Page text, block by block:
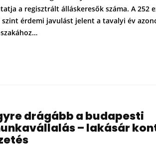
a regisztrált álláskeresők száma. A 252
szint érdemi javulást jelent a tavalyi év
drágább a budapesti
– lakásár